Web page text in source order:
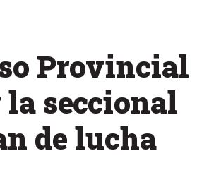
Provincial
seccional
de lucha